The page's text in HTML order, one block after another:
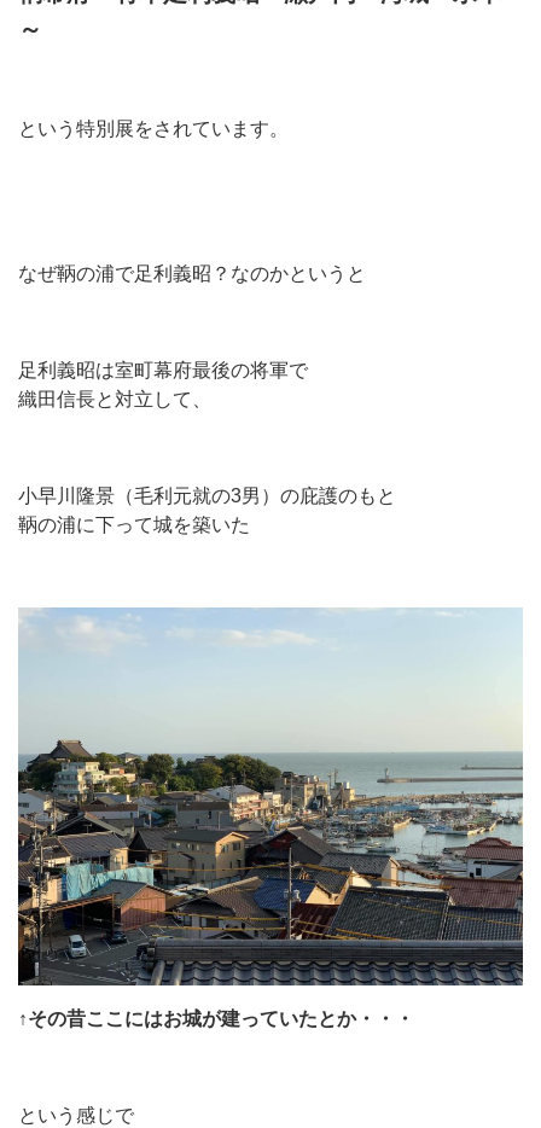
～
という特別展をされています。
なぜ鞆の浦で足利義昭？なのかというと
足利義昭は室町幕府最後の将軍で
織田信長と対立して、
小早川隆景（毛利元就の3男）の庇護のもと
鞆の浦に下って城を築いた
↑その昔ここにはお城が建っていたとか・・・
という感じで